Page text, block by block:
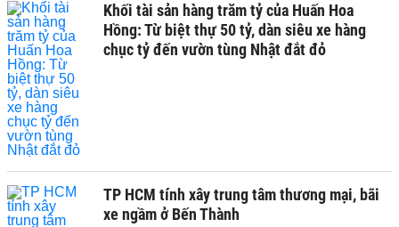
Khối tài sản hàng trăm tỷ của Huấn Hoa
Hồng: Từ biệt thự 50 tỷ, dàn siêu xe hàng
chục tỷ đến vườn tùng Nhật đắt đỏ
TP HCM tính xây trung tâm thương mại, bãi
xe ngầm ở Bến Thành